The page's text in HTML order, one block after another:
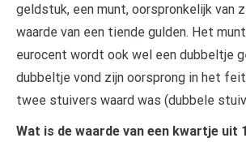
geldstuk, een munt, oorspronkelijk van
waarde van een tiende gulden. Het
eurocent wordt ook wel een dubbeltje
dubbeltje vond zijn oorsprong in het
twee stuivers waard was (dubbele
Wat is de waarde van een kwartje uit